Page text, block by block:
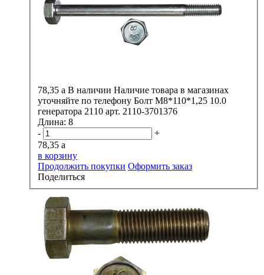
78,35 a В наличии Наличие товара в магазинах
уточняйте по телефону Болт М8*110*1,25 10.0
генератора 2110 арт. 2110-3701376
Длина: 8
-
+
78,35 a
в корзину
Продолжить покупки Оформить заказ
Поделиться